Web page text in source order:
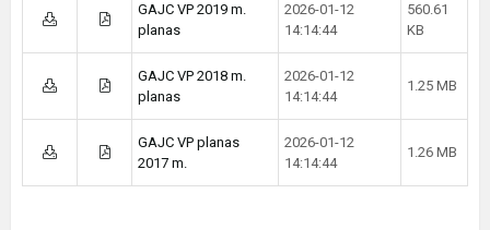
GAJC VP 2019 m.
planas
2026-01-12
14:14:44
560.61
KB
GAJC VP 2018 m.
planas
2026-01-12
14:14:44
1.25 MB
GAJC VP planas
2017 m.
2026-01-12
14:14:44
1.26 MB